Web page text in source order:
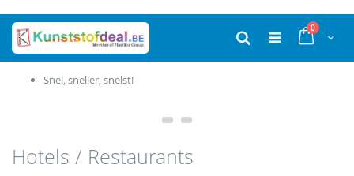
Ga
naar
inhoud
Cart
0producten
Zoek
Snel, sneller, snelst!
Hotels / Restaurants